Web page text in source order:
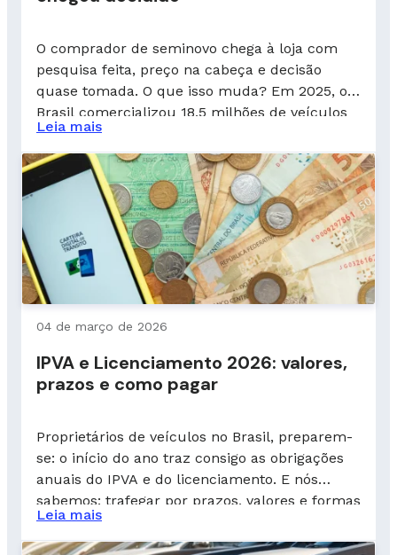
O comprador de seminovo chega à loja com
pesquisa feita, preço na cabeça e decisão
quase tomada. O que isso muda? Em 2025, o
Brasil comercializou 18,5 milhões de veículos
usados e seminovos. Um crescimento de 17,3%
em relação ao ano anterior, segundo a
Fenabrave. Um número que não é só sobre
volume — é […]
Leia mais
04 de março de 2026
IPVA e Licenciamento 2026: valores,
prazos e como pagar
Proprietários de veículos no Brasil, preparem-
se: o início do ano traz consigo as obrigações
anuais do IPVA e do licenciamento. E nós
sabemos: trafegar por prazos, valores e formas
de pagamento pode ser um verdadeiro desafio.
Será que IPVA e licenciamento é a mesma
Leia mais